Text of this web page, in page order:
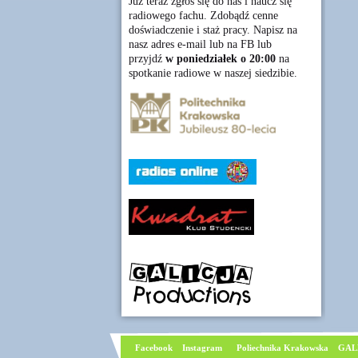
radiowego fachu. Zdobądź cenne
doświadczenie i staż pracy. Napisz na
nasz adres e-mail lub na FB lub
przyjdź w poniedziałek o 20:00na
spotkanie radiowe w naszej siedzibie.
Facebook Instagram Poliechnika Krakowska